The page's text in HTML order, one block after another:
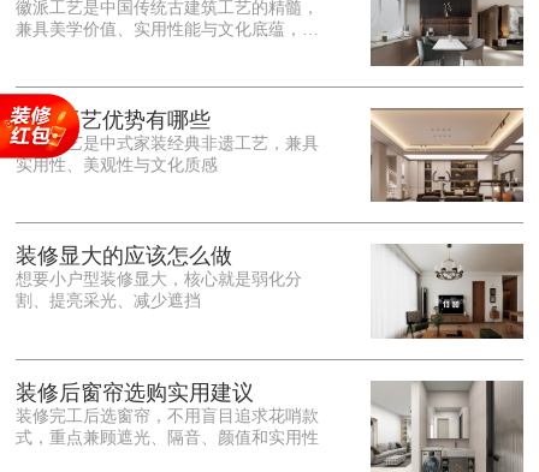
徽派工艺是中国传统古建筑工艺的精髓，
兼具美学价值、实用性能与文化底蕴，优
雕细琢的砖、木、石雕为特色，线条古朴
大气，意境悠远，自带东方中式雅致韵
味，耐看且不易过时。<o:p></o:p> 在工
艺品质上，徽派工艺遵循古法匠心工序，
保耐用，抗风化、耐腐蚀，使用
徽派工艺优势有哪些
徽派工艺是中式家装经典非遗工艺，兼具
实用性、美观性与文化质感
装修显大的应该怎么做
想要小户型装修显大，核心就是弱化分
割、提亮采光、减少遮挡
装修后窗帘选购实用建议
装修完工后选窗帘，不用盲目追求花哨款
式，重点兼顾遮光、隔音、颜值和实用性